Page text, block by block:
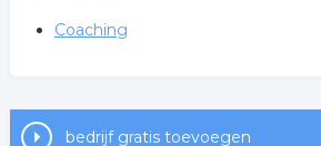
Coaching
bedrijf gratis toevoegen